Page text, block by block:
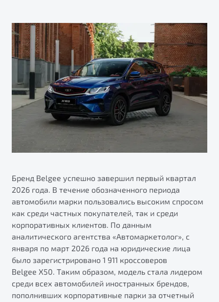
Яркий кроссовер
от 2 219 990 ₽*
Обзор В наличии
Элегантный и практичный седан
от 1 699 990 ₽*
Обзор В наличии
X70
Автокредит
Трейд-ин
Страхование
Расчет КАСКО
Узнайте о специальных выгодах при покупке
автомобиля Belgee
Подробно
Автомобили в наличии
Гарантия Belgee
Belgee Линк
Belgee Клуб
Belgee Плюс
Реферальная программа
Клиентская поддержка
Помощь на дорогах
Будьте еще более уверены на дорогах с программой
"Помощь на дорогах"
О дилерском центре
Правовая информация
Бренд Belgee успешно завершил первый квартал
2026 года. В течение обозначенного периода
автомобили марки пользовались высоким спросом
как среди частных покупателей, так и среди
корпоративных клиентов. По данным
аналитического агентства «Автомаркетолог», с
января по март 2026 года на юридические лица
было зарегистрировано 1 911 кроссоверов
Belgee X50. Таким образом, модель стала лидером
среди всех автомобилей иностранных брендов,
пополнивших корпоративные парки за отчетный